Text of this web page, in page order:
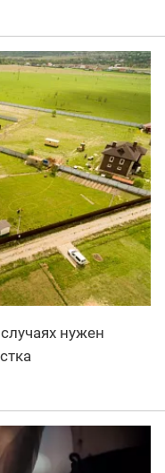
нужен